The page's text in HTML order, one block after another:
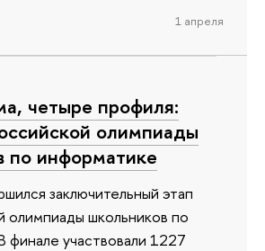
1 апреля
четыре профиля:
олимпиады
по информатике
заключительный этап
олимпиады школьников по
финале участвовали 1227